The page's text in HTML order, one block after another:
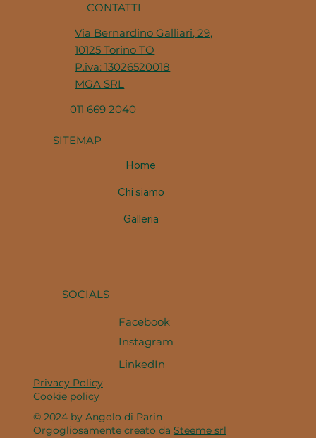
CONTATTI
Via Bernardino Galliari, 29,
10125 Torino TO
P.iva: 13026520018
MGA SRL
011 669 2040
SITEMAP
Home
Chi siamo
Galleria
SOCIALS
Facebook
Instagram
LinkedIn
Privacy Policy
Cookie policy
© 2024 by Angolo di Parin
Orgogliosamente creato da Steeme srl